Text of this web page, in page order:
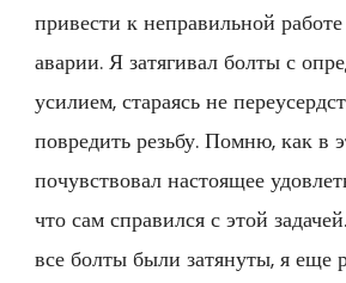
привести к неправильной
аварии. Я затягивал болты с
усилием, стараясь не
повредить резьбу. Помню, как в
почувствовал настоящее
что сам справился с этой
все болты были затянуты, я еще